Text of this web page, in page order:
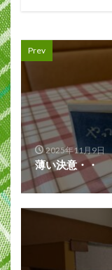
Prev
2025年11月9日
薄い決意・・